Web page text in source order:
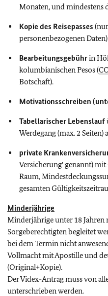
Monaten, und mindestens
Kopie des Reisepasses
personenbezogenen
Bearbeitungsgebührin
kolumbianischen Pesos (
Botschaft).
Motivationsschreiben
Tabellarischer Lebenslauf
Werdegang (max. 2
private
Versicherung' genannt)
Raum,
gesamten
Minderjährige
Minderjährige unter 18 Jahren
Sorgeberechtigten begleitet
bei dem Termin nicht
Vollmacht mit Apostille und
(Original+Kopie).
Der Videx-Antrag muss von
unterschrieben werden.